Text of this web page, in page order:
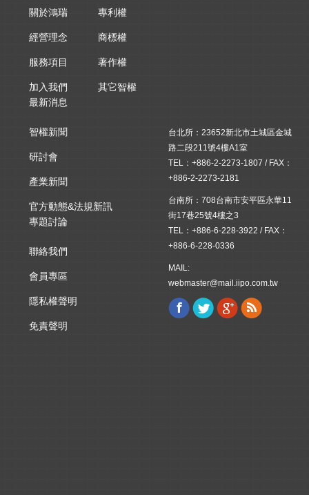
關於鴻瑞
經營理念
服務項目
加入我們
專利權
商標權
著作權
其它智權
最新消息
智權新聞
研討會
產業新聞
官方動態&法規新訊
專題討論
聯絡我們
會員專區
隱私權聲明
免責聲明
台北所：23652新北市土城區金城
路二段211號4樓A1室
TEL：+886-2-2273-1807 / FAX：
+886-2-2273-2181
台南所：708台南市安平區永華11
街17巷25號4樓之3
TEL：+886-6-228-3922 / FAX：
+886-6-228-0336
MAIL:
webmaster@mail.iipo.com.tw
Find us on:
Facebook
TwitterGoogle+
Rss